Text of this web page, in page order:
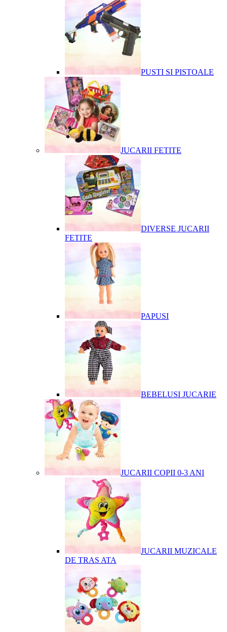
PUSTI SI PISTOALE
JUCARII FETITE
DIVERSE JUCARII
FETITE
PAPUSI
BEBELUSI JUCARIE
JUCARII COPII 0-3 ANI
JUCARII MUZICALE
DE TRAS ATA